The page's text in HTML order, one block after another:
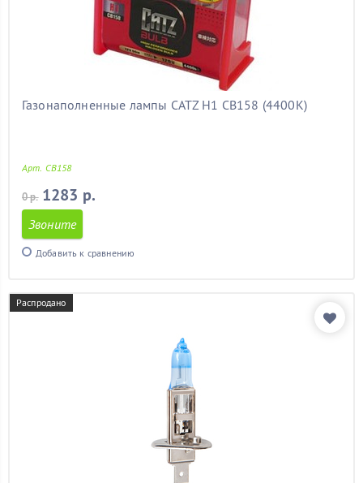
Газонаполненные лампы CATZ H1 CB158 (4400К)
Арт. CB158
0 р. 1283 р.
Звоните
Добавить к сравнению
Распродано